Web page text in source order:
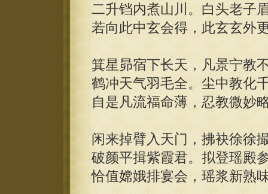
二升铛内煮山川。白头老子
若向此中玄会得，此玄玄外
箕星昴宿下长天，凡景宁教
鹤冲天气羽毛全。尘中教化
自是凡流福命薄，忍教微妙
闲来掉臂入天门，拂袂徐徐
破颜平揖紫霞君。拟登瑶殿
恰值嫦娥排宴会，瑶浆新熟